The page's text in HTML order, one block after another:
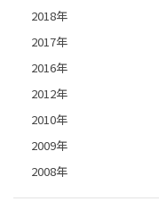
2018年
2017年
2016年
2012年
2010年
2009年
2008年